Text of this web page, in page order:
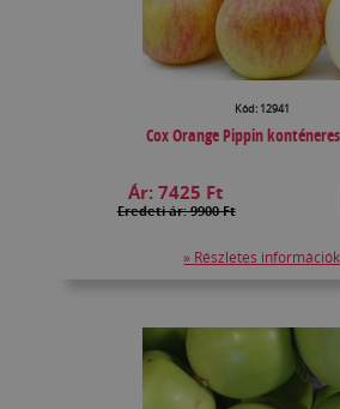
Kód: 12941
Cox Orange Pippin
Ár:7425 Ft
Eredeti ár: 9900 Ft
» Részletes információk